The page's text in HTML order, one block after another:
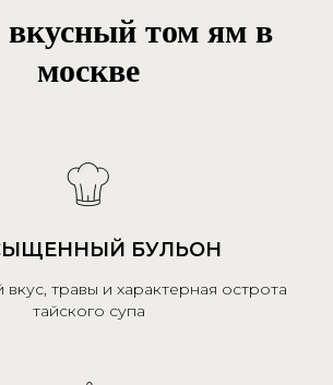
том ям в
москве
БУЛЬОН
травы и характерная острота
тайского супа